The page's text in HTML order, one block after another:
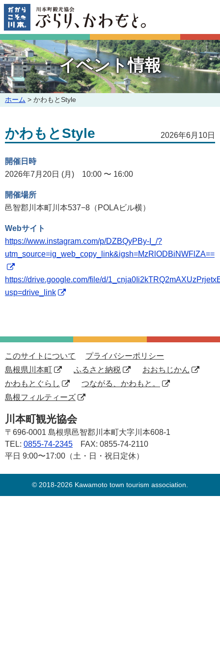
このページの本文へ
イベント情報
こ
ー
ジ
位
置:
ホーム > かわもとStyle
かわもとStyle 2026年6月10日
開催日時
2026年7月20日 (月) 10:00 〜 16:00
開催場所
邑智郡川本町川本537−8（POLAビル横）
Webサイト
https://www.instagram.com/p/DZBQyPBy-I_/?
utm_source=ig_web_copy_link&igsh=MzRlODBiNWFlZA==
https://drive.google.com/file/d/
usp=drive_link
このサイトについて
プライバシーポリシー
島根県川本町
ふるさと納税
おおちじかん
かわもとぐらし
つながる、かわもと。
島根フィルティーズ
川本町観光協会
〒696-0001 島根県邑智郡川本町大字川本608-1
TEL: 0855-74-2345
FAX: 0855-74-2110
平日 9:00〜17:00（土・日・祝日定休）
© 2018-2026 Kawamoto town tourism association.